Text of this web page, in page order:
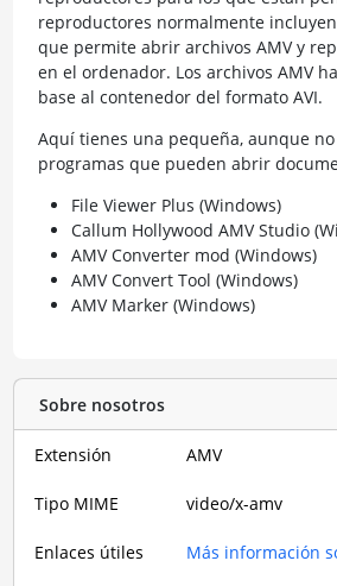
reproductores normalmente
que permite abrir archivos AMV y
en el ordenador. Los archivos AMV
base al contenedor del formato AVI.
Aquí tienes una pequeña, aunque
programas que pueden abrir
File Viewer Plus (Windows)
Callum Hollywood AMV Studio
AMV Converter mod (Windows)
AMV Convert Tool (Windows)
AMV Marker (Windows)
Sobre nosotros
Extensión AMV
Tipo MIME video/x-amv
Enlaces útiles Más información